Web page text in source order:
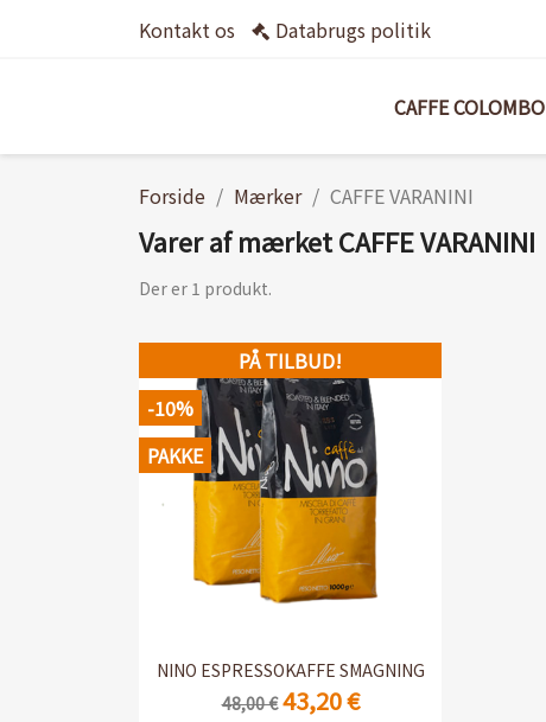
Kontakt os Databrugs politik
CAFFE COLOMBO
Forside Mærker CAFFE VARANINI
Varer af mærket CAFFE VARANINI
Der er 1 produkt.
Vis her
NINO ESPRESSOKAFFE SMAGNING
48,00 € 43,20 €
PÅ TILBUD!
-10%
PAKKE